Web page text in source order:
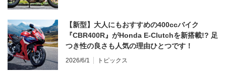
【新型】大人にもおすすめの400ccバイク
『CBR400R』がHonda E-Clutchを新搭載!? 足
つき性の良さも人気の理由ひとつです！
2026/6/1 トピックス